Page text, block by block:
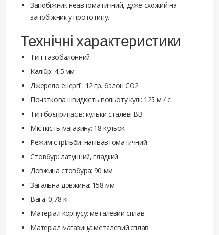
Запобіжник неавтоматичний, дуже схожий на
запобіжник у прототипу.
Технічні характеристики
Тип: газобалонний
Калібр: 4,5 мм
Джерело енергії: 12 гр. балон СО2
Початкова швидкість польоту кулі: 125 м / с
Тип боєприпасів: кульки сталеві ВВ
Місткість магазину: 18 кульок
Режим стрільби: напівавтоматичний
Стовбур: латунний, гладкий
Довжина стовбура: 90 мм
Загальна довжина: 158 мм
Вага: 0,78 кг
Матеріал корпусу: металевий сплав
Матеріал магазину: металевий сплав